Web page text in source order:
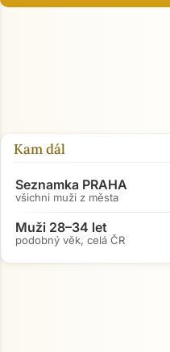
Kam dál
Seznamka PRAHA
všichni muži z města
Muži 28–34 let
podobný věk, celá ČR